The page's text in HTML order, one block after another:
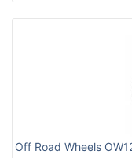
Off Road Wheels